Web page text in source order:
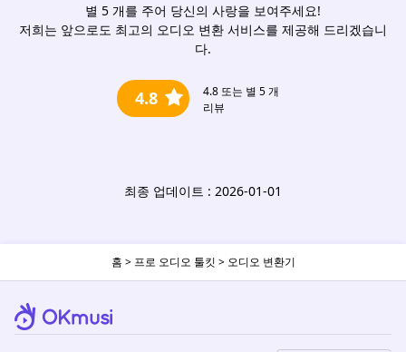
별 5 개를 주어 당신의 사랑을 보여주세요!
저희는 앞으로도 최고의 오디오 변환 서비스를 제공해 드리겠습니
다.
4.8 4.8 또는 별 5 개
리뷰
최종 업데이트 : 2026-01-01
홈 > 프로 오디오 툴킷 > 오디오 변환기